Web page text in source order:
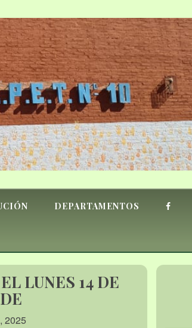
DEPARTAMENTOS
LUNES 14 DE
2025